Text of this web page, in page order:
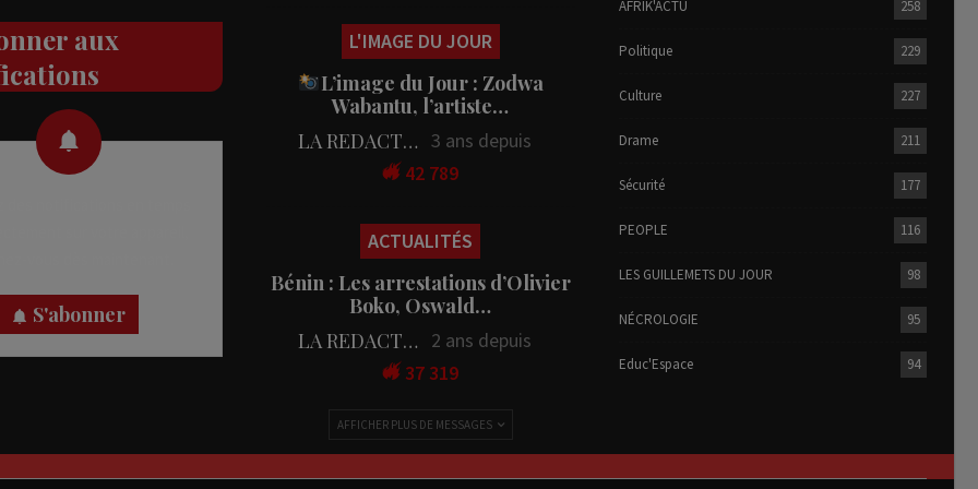
aux
S'abonner
L'IMAGE DU JOUR
L’image du Jour : Zodwa
Wabantu, l’artiste…
LA REDACTION 3 ans depuis
42 789
ACTUALITÉS
Bénin : Les arrestations d’Olivier
Boko, Oswald…
LA REDACTION
2 ans depuis
37 319
AFFICHER PLUS DE MESSAGES
AFRIK'ACTU 258
Politique 229
Culture 227
Drame 211
Sécurité 177
PEOPLE 116
LES GUILLEMETS DU JOUR 98
NÉCROLOGIE 95
Educ'Espace 94